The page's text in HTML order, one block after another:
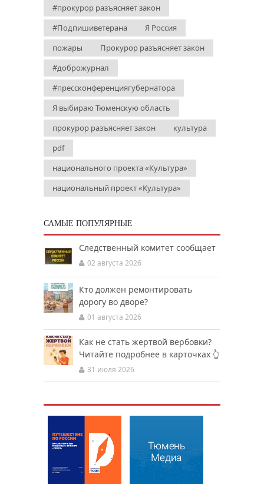
#прокурор разъясняет закон
#Подпишиветерана
Я Россия
пожары
Прокурор разъясняет закон
#доброжурнал
#прессконференциягубернатора
Я выбираю Тюменскую область
прокурор разъясняет закон
культура
pdf
национального проекта «Культура»
национальный проект «Культура»
САМЫЕ ПОПУЛЯРНЫЕ
Следственный комитет сообщает
02 августа 2026
Кто должен ремонтировать
дорогу во дворе?
01 августа 2026
Как не стать жертвой вербовки?
Читайте подробнее в карточках 👆
31 июля 2026